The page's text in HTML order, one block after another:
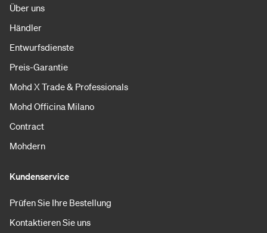
Über uns
Händler
Entwurfsdienste
Preis-Garantie
Mohd X Trade & Professionals
Mohd Officina Milano
Contract
Mohdern
Kundenservice
Prüfen Sie Ihre Bestellung
Kontaktieren Sie uns